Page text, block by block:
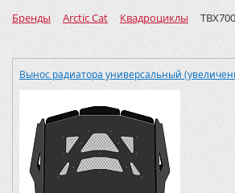
Бренды Arctic Cat Квадроциклы
Вынос радиатора универсальный